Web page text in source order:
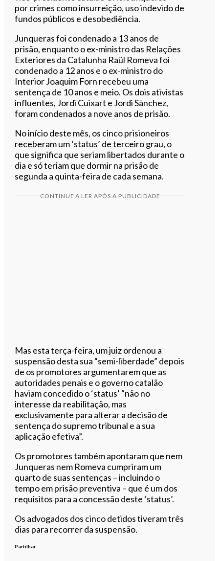
por crimes como insurreição, uso indevido de
fundos públicos e desobediência.
Junqueras foi condenado a 13 anos de
prisão, enquanto o ex-ministro das Relações
Exteriores da Catalunha Raül Romeva foi
condenado a 12 anos e o ex-ministro do
Interior Joaquim Forn recebeu uma
sentença de 10 anos e meio. Os dois ativistas
influentes, Jordi Cuixart e Jordi Sànchez,
foram condenados a nove anos de prisão.
No início deste mês, os cinco prisioneiros
receberam um ‘status’ de terceiro grau, o
que significa que seriam libertados durante o
dia e só teriam que dormir na prisão de
segunda a quinta-feira de cada semana.
CONTINUE A LER APÓS A PUBLICIDADE
Mas esta terça-feira, um juiz ordenou a
suspensão desta sua “semi-liberdade” depois
de os promotores argumentarem que as
autoridades penais e o governo catalão
haviam concedido o ‘status’ “não no
interesse da reabilitação, mas
exclusivamente para alterar a decisão de
sentença do supremo tribunal e a sua
aplicação efetiva”.
Os promotores também apontaram que nem
Junqueras nem Romeva cumpriram um
quarto de suas sentenças – incluindo o
tempo em prisão preventiva – que é um dos
requisitos para a concessão deste ‘status’.
Os advogados dos cinco detidos tiveram três
dias para recorrer da suspensão.
Partilhar